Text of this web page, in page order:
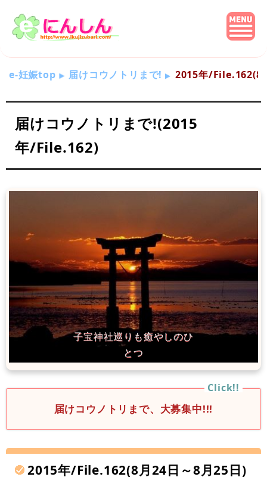
e-妊娠top 届けコウノトリまで! 2015年/File.162(8
届けコウノトリまで!(2015
年/File.162)
届けコウノトリまで、大募集中!!!
2015年/File.162(8月24日～8月25日)